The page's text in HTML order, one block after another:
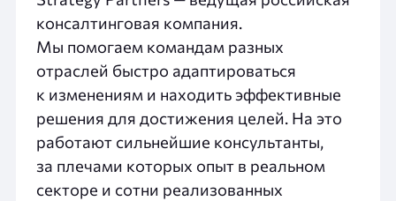
консалтинговая компания.
Мы помогаем командам разных
отраслей быстро адаптироваться
к изменениям и находить эффективные
решения для достижения целей. На это
работают сильнейшие консультанты,
за плечами которых опыт в реальном
секторе и сотни реализованных